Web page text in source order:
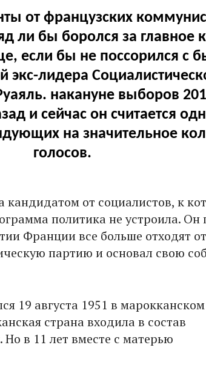
от французских
бы боролся за главное
если бы не поссорился с
экс-лидера
накануне выборов
и сейчас он считается
на значительное
голосов.
кандидатом от социалистов, к
политика не устроила. Он
Франции все больше отходят
партию и основал свою
19 августа 1951 в марокканском
страна входила в состав
в 11 лет вместе с матерью